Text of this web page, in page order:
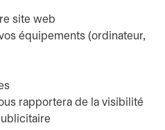
site web
équipements (ordinateur,
rapportera de la visibilité